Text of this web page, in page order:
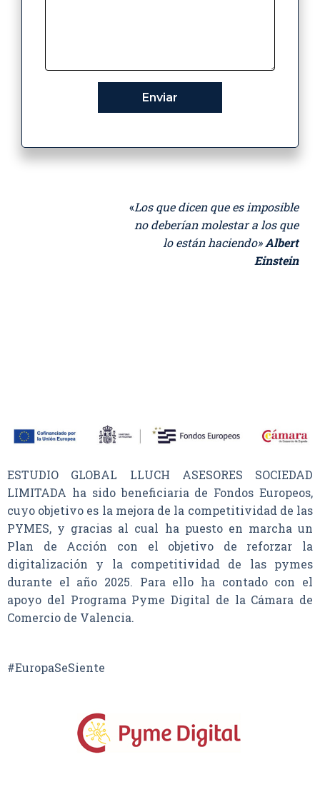
«Los que dicen que es imposible
no deberían molestar a los que
lo están haciendo»Albert
Einstein
ESTUDIO GLOBAL LLUCH ASESORES SOCIEDAD
LIMITADA ha sido beneficiaria de Fondos Europeos,
cuyo objetivo es la mejora de la competitividad de las
PYMES, y gracias al cual ha puesto en marcha un
Plan de Acción con el objetivo de reforzar la
digitalización y la competitividad de las pymes
durante el año 2025. Para ello ha contado con el
apoyo del Programa Pyme Digital de la Cámara de
Comercio de Valencia.
#EuropaSeSiente